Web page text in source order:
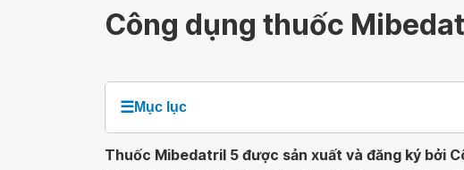
Công dụng thuốc
☰Mục lục
Thuốc Mibedatril 5 được sản xuất và đăng ký bởi